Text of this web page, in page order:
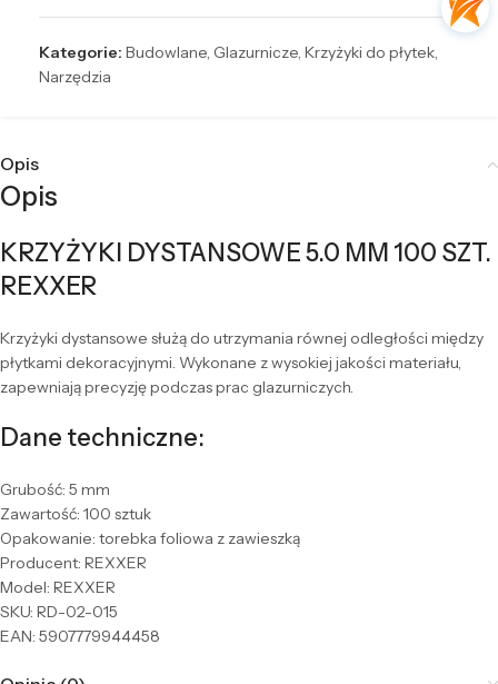
Kategorie: Budowlane, Glazurnicze, Krzyżyki do płytek,
Narzędzia
Opis
Opis
KRZYŻYKI DYSTANSOWE 5.0 MM 100 SZT.
REXXER
Krzyżyki dystansowe służą do utrzymania równej odległości między
płytkami dekoracyjnymi. Wykonane z wysokiej jakości materiału,
zapewniają precyzję podczas prac glazurniczych.
Dane techniczne:
Grubość: 5 mm
Zawartość: 100 sztuk
Opakowanie: torebka foliowa z zawieszką
Producent: REXXER
Model: REXXER
SKU: RD-02-015
EAN: 5907779944458